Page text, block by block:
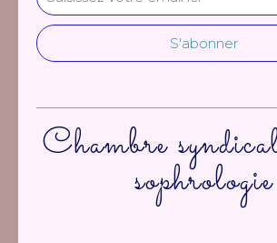
Chambre
sophrologie